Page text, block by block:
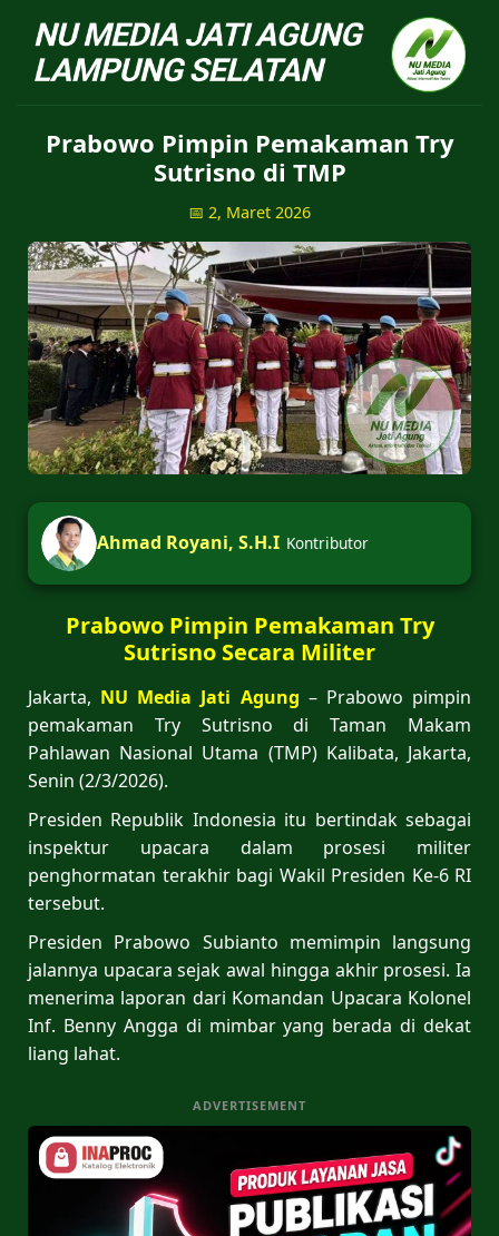
NU Jatiagung - Situs
Prabowo Pimpin Pemakaman Try
Sutrisno di TMP
📅 2, Maret 2026
Ahmad Royani, S.H.I Kontributor
Prabowo Pimpin Pemakaman Try
Sutrisno Secara Militer
Jakarta, NU Media Jati Agung – Prabowo pimpin
pemakaman Try Sutrisno di Taman Makam
Pahlawan Nasional Utama (TMP) Kalibata, Jakarta,
Senin (2/3/2026).
Presiden Republik Indonesia itu bertindak sebagai
inspektur upacara dalam prosesi militer
penghormatan terakhir bagi Wakil Presiden Ke-6 RI
tersebut.
Presiden Prabowo Subianto memimpin langsung
jalannya upacara sejak awal hingga akhir prosesi. Ia
menerima laporan dari Komandan Upacara Kolonel
Inf. Benny Angga di mimbar yang berada di dekat
liang lahat.
ADVERTISEMENT